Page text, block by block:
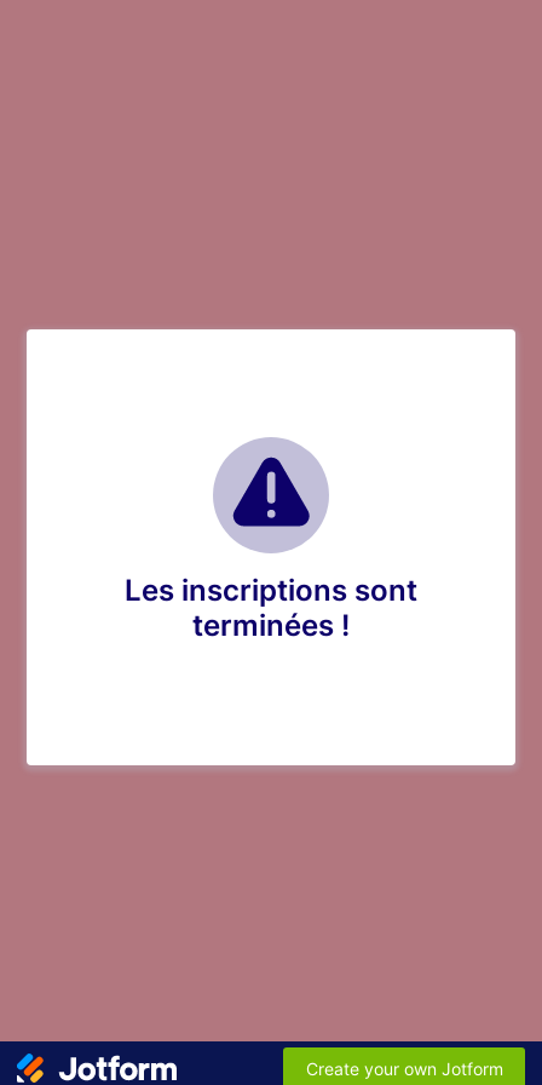
Les inscriptions sont
terminées !
Create your own Jotform